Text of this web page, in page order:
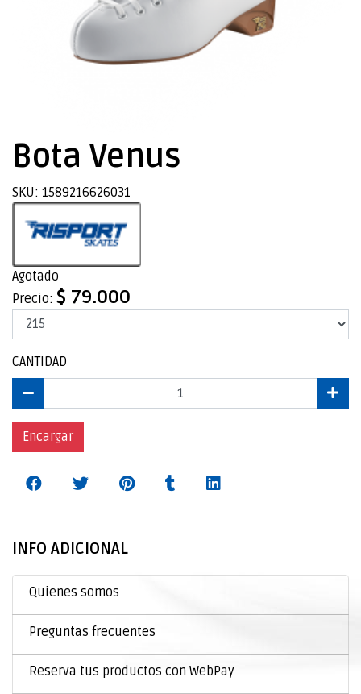
Bota Venus
SKU: 1589216626031
Agotado
Precio: $ 79.000
CANTIDAD
Encargar
INFO ADICIONAL
Quienes somos
Preguntas frecuentes
Reserva tus productos con WebPay